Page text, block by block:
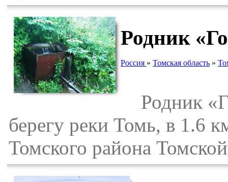
Родник
Россия » Томская область »
Родник
берегу реки Томь, в 1.6
Томского района